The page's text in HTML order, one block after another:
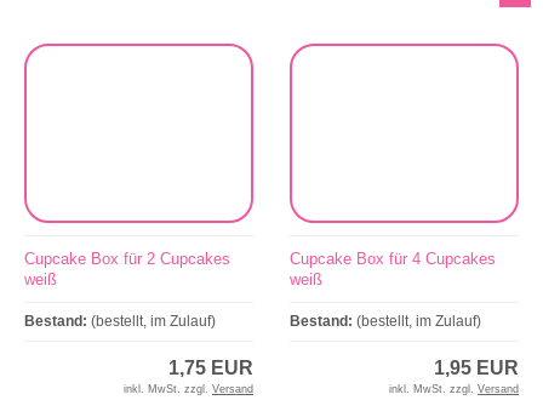
Cupcake Box für 2 Cupcakes
weiß
Bestand: (bestellt, im Zulauf)
1,75 EUR
inkl. MwSt. zzgl. Versand
Cupcake Box für 4 Cupcakes
weiß
Bestand: (bestellt, im Zulauf)
1,95 EUR
inkl. MwSt. zzgl. Versand